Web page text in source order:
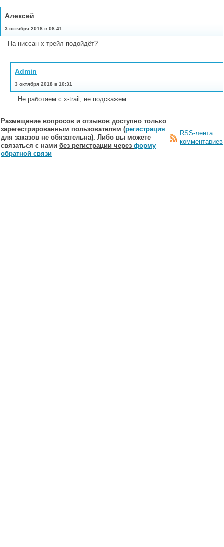
Алексей
3 октября 2018 в 08:41
На ниссан х трейл подойдёт?
Admin
3 октября 2018 в 10:31
Не работаем с x-trail, не подскажем.
Размещение вопросов и отзывов доступно только
зарегестрированным пользователям (регистрация
для заказов не обязательна). Либо вы можете
связаться с нами без регистрации через форму
обратной связи
RSS-лента
комментариев